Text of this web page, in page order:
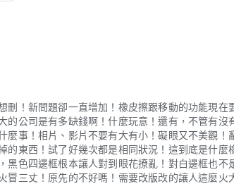
刪！新問題卻一直增加！橡皮擦跟移動的功能現在
的公司是有多缺錢啊！什麼玩意！還有，不管有沒
麼事！相片、影片不要有大有小！礙眼又不美觀！
的東西！試了好幾次都是相同狀況！這到底是什麼
黑色四邊框根本讓人對到眼花撩亂！對白邊框也不
冒三丈！原先的不好嗎！需要改版改的讓人這麼火